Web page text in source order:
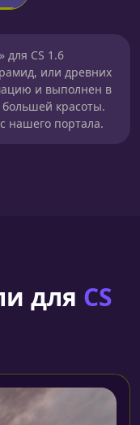
для CS 1.6
или древних
и выполнен в
большей красоты.
нашего портала.
для CS